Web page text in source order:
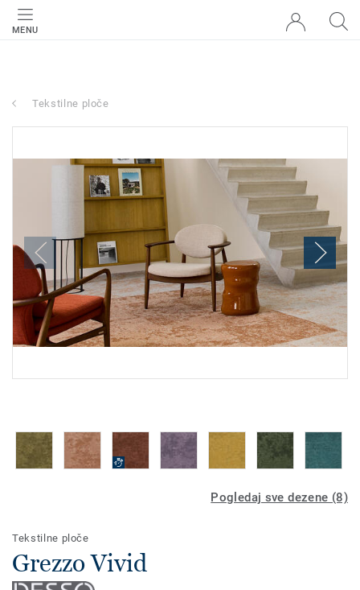
MENU
Tekstilne ploče
Pogledaj sve dezene (8)
Tekstilne ploče
Grezzo Vivid